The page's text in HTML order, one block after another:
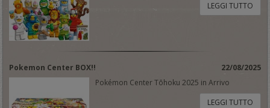
LEGGI TUTTO
Pokemon Center BOX!!
22/08/2025
Pokémon Center Tōhoku 2025 in Arrivo
LEGGI TUTTO